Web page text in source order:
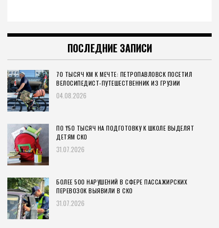
ПОСЛЕДНИЕ ЗАПИСИ
70 ТЫСЯЧ КМ К МЕЧТЕ: ПЕТРОПАВЛОВСК ПОСЕТИЛ
ВЕЛОСИПЕДИСТ-ПУТЕШЕСТВЕННИК ИЗ ГРУЗИИ
04.08.2026
ПО ₸50 ТЫСЯЧ НА ПОДГОТОВКУ К ШКОЛЕ ВЫДЕЛЯТ
ДЕТЯМ СКО
31.07.2026
БОЛЕЕ 500 НАРУШЕНИЙ В СФЕРЕ ПАССАЖИРСКИХ
ПЕРЕВОЗОК ВЫЯВИЛИ В СКО
31.07.2026